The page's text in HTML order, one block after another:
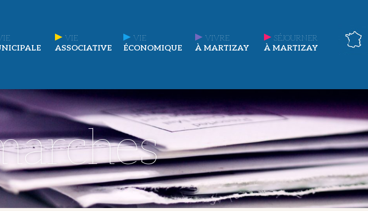
VIE
ASSOCIATIVE
VIE
ÉCONOMIQUE
VIVRE
À MARTIZAY
SÉJOURNER
À MARTIZAY